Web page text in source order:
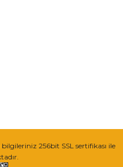
256bit SSL sertifikası ile